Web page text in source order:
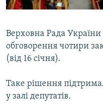
СВІДЧЕННЯ ОКУПАЦІЇ
Qırımtatar
ДОЛУЧАЙСЯ!
Усі сайти RFE/RL
Верховна Рада
обговорення чотири
(від 16 січня).
Таке рішення
у залі депутатів.